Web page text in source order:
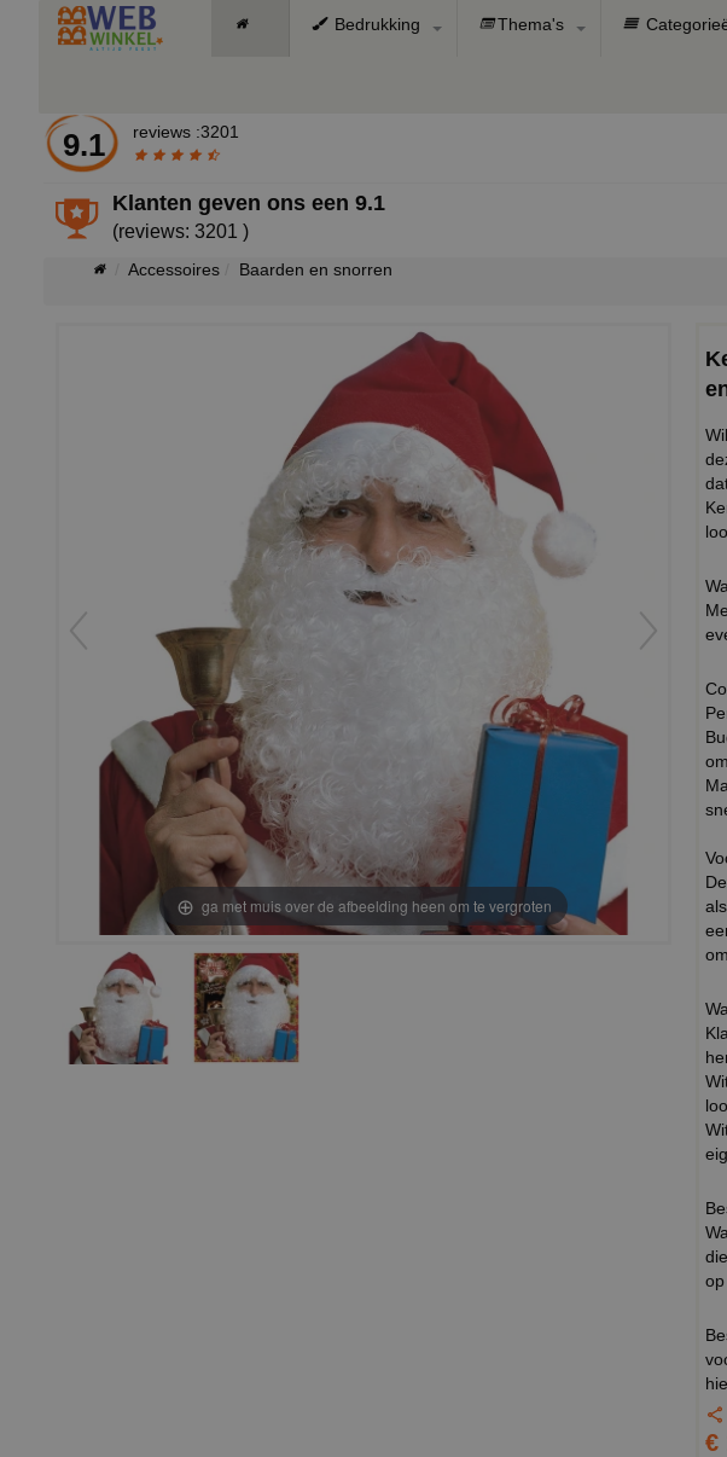
Bedrukking Thema's
9.1 reviews :3201
Klanten geven ons een9.1
(reviews: 3201 )
Accessoires Baarden en snorren
ga met muis over de afbeelding heen om te vergroten
€